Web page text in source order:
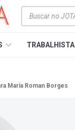
TRABALHISTA
Maria Roman Borges